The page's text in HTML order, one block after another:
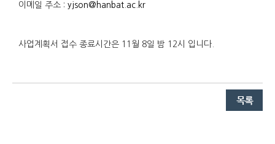
이메일 주소 : yjson@hanbat.ac.kr
사업계획서 접수 종료시간은 11월 8일 밤 12시 입니다.